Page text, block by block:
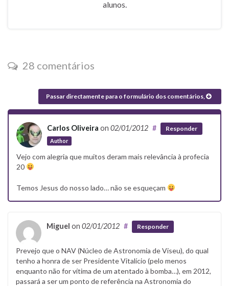
alunos.
28 comentários
Passar directamente para o formulário dos comentários,
Carlos Oliveira on 02/01/2012
Author
# Responder
Vejo com alegria que muitos deram mais relevância à profecia
20
Temos Jesus do nosso lado… não se esqueçam
Miguel on 02/01/2012 # Responder
Prevejo que o NAV (Núcleo de Astronomia de Viseu), do qual
tenho a honra de ser Presidente Vitalício (pelo menos
enquanto não for vítima de um atentado à bomba…), em 2012,
passará a ser um ponto de referência na Astronomia do